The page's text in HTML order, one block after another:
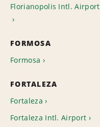
Florianopolis Intl. Airport
FORMOSA
Formosa
FORTALEZA
Fortaleza
Fortaleza Intl. Airport